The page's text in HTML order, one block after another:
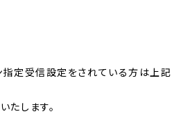
定受信設定をされている方は上記
たします。